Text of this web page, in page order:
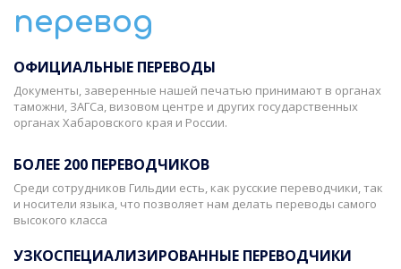
перевод
ОФИЦИАЛЬНЫЕ ПЕРЕВОДЫ
Документы, заверенные нашей печатью принимают в органах
таможни, ЗАГСа, визовом центре и других государственных
органах Хабаровского края и России.
БОЛЕЕ 200 ПЕРЕВОДЧИКОВ
Среди сотрудников Гильдии есть, как русские переводчики, так
и носители языка, что позволяет нам делать переводы самого
высокого класса
УЗКОСПЕЦИАЛИЗИРОВАННЫЕ ПЕРЕВОДЧИКИ